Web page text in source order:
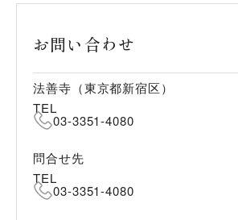
お問い合わせ
法善寺（東京都新宿区）
TEL
03-3351-4080
問合せ先
TEL
03-3351-4080